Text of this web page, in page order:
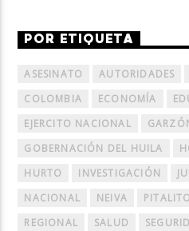
POR ETIQUETA
ASESINATO AUTORIDADES
COLOMBIA
ECONOMÍA
EJERCITO NACIONAL
GOBERNACIÓN DEL HUILA
HURTO
INVESTIGACIÓN
NACIONAL
NEIVA PITALITO
REGIONAL
SALUD